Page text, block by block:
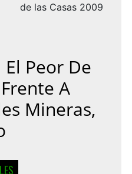
de las Casas 2009
Peor De
A
Mineras,